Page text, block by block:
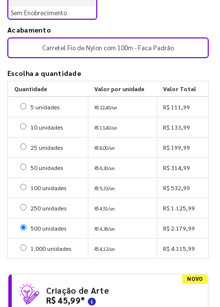
Sem Enobrecimento
Acabamento
Carretel Fio de Nylon com 100m - Faca Padrão
Escolha a quantidade
Quantidade Valor por unidade Valor Total
Selecionar 5 unidades
5 unidades R$ 22,40/un R$ 111,99
Selecionar 10 unidades
10 unidades R$ 13,40/un R$ 133,99
Selecionar 25 unidades
25 unidades R$ 8,00/un R$ 199,99
Selecionar 50 unidades
50 unidades R$ 6,30/un R$ 314,99
Selecionar 100 unidades
100 unidades R$ 5,33/un R$ 532,99
Selecionar 250 unidades
250 unidades R$ 4,51/un R$ 1.125,99
Selecionar 500 unidades
500 unidades R$ 4,36/un R$ 2.179,99
Selecionar 1000 unidades
1.000 unidades R$ 4,12/un R$ 4.115,99
NOVO
Criação de Arte
R$ 45,99*